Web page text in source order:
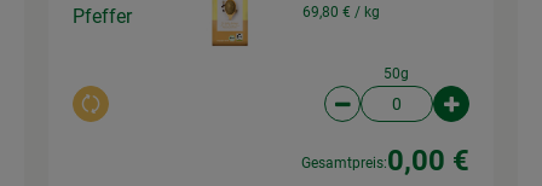
Pfeffer
Auswahl ändern
69,80 € / kg
50g
Artikelanzahl
Gesamtpreis:0,00 €